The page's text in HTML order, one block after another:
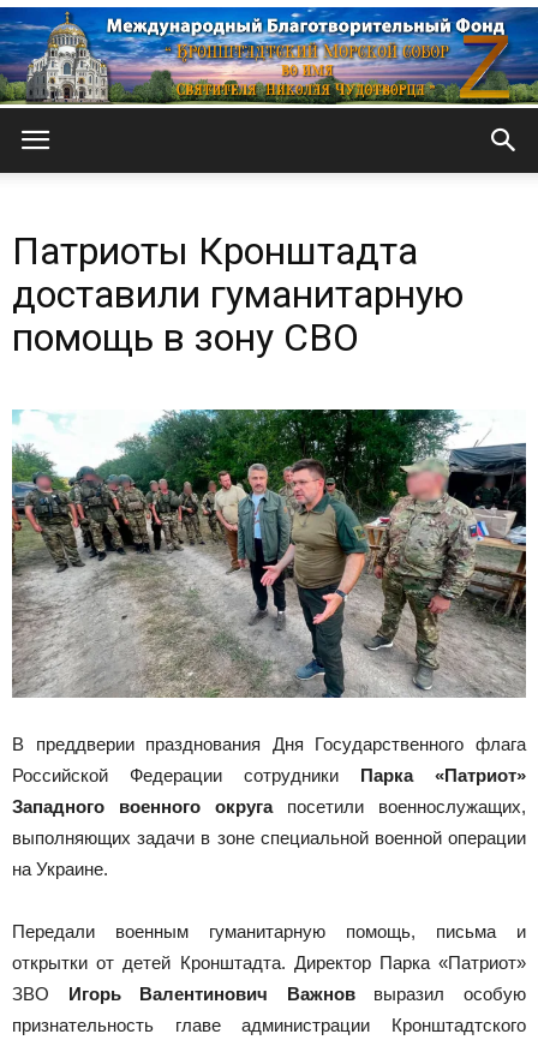
Морской
Патриоты Кронштадта
доставили гуманитарную
помощь в зону СВО
В преддверии празднования Дня Государственного флага
Российской Федерации сотрудники Парка «Патриот»
Западного военного округапосетили военнослужащих,
выполняющих задачи в зоне специальной военной операции
на Украине.
Передали военным гуманитарную помощь, письма и
открытки от детей Кронштадта. Директор Парка «Патриот»
ЗВО Игорь Валентинович Важноввыразил особую
признательность главе администрации Кронштадтского